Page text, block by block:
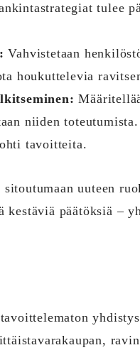
tulee
Vahvistetaan
houkuttelevia
niiden
tavoitteita.
uuteen
päätöksiä –